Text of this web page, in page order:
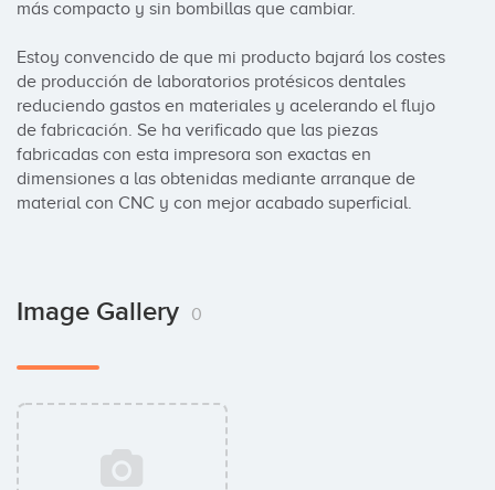
más compacto y sin bombillas que cambiar.
Estoy convencido de que mi producto bajará los costes
de producción de laboratorios protésicos dentales
reduciendo gastos en materiales y acelerando el flujo
de fabricación. Se ha verificado que las piezas
fabricadas con esta impresora son exactas en
dimensiones a las obtenidas mediante arranque de
material con CNC y con mejor acabado superficial.
Image Gallery 0